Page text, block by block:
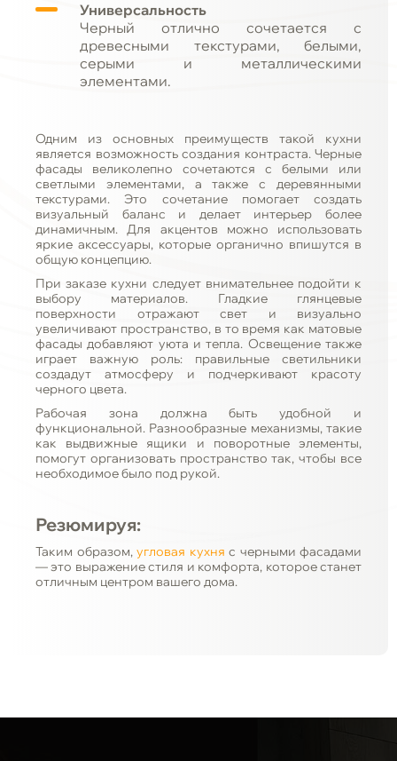
Универсальность
Черный отлично сочетается с
древесными текстурами, белыми,
серыми и металлическими
элементами.
Одним из основных преимуществ такой кухни
является возможность создания контраста. Черные
фасады великолепно сочетаются с белыми или
светлыми элементами, а также с деревянными
текстурами. Это сочетание помогает создать
визуальный баланс и делает интерьер более
динамичным. Для акцентов можно использовать
яркие аксессуары, которые органично впишутся в
общую концепцию.
При заказе кухни следует внимательнее подойти к
выбору материалов. Гладкие глянцевые
поверхности отражают свет и визуально
увеличивают пространство, в то время как матовые
фасады добавляют уюта и тепла. Освещение также
играет важную роль: правильные светильники
создадут атмосферу и подчеркивают красоту
черного цвета.
Рабочая зона должна быть удобной и
функциональной. Разнообразные механизмы, такие
как выдвижные ящики и поворотные элементы,
помогут организовать пространство так, чтобы все
необходимое было под рукой.
Резюмируя:
Таким образом, угловая кухня с черными фасадами
— это выражение стиля и комфорта, которое станет
отличным центром вашего дома.